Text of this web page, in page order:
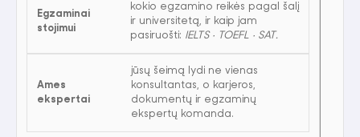
Egzaminai
stojimui
kokio egzamino reikės pagal šalį
ir universitetą, ir kaip jam
pasiruošti: IELTS · TOEFL · SAT.
Ames
ekspertai
jūsų šeimą lydi ne vienas
konsultantas, o karjeros,
dokumentų ir egzaminų
ekspertų komanda.